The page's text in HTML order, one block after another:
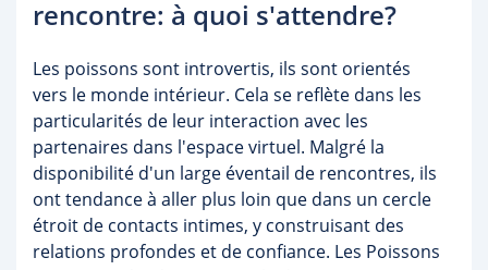
rencontre: à quoi s'attendre?
Les poissons sont introvertis, ils sont orientés
vers le monde intérieur. Cela se reflète dans les
particularités de leur interaction avec les
partenaires dans l'espace virtuel. Malgré la
disponibilité d'un large éventail de rencontres, ils
ont tendance à aller plus loin que dans un cercle
étroit de contacts intimes, y construisant des
relations profondes et de confiance. Les Poissons